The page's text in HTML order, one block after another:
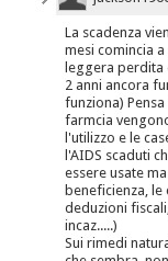
La scadenza
mesi comincia
leggera perdita
2 anni ancora
funziona)
farmcia
l'utilizzo e le
l'AIDS scaduti
essere usate
beneficienza, le
deduzioni
incaz.....)
Sui rimedi